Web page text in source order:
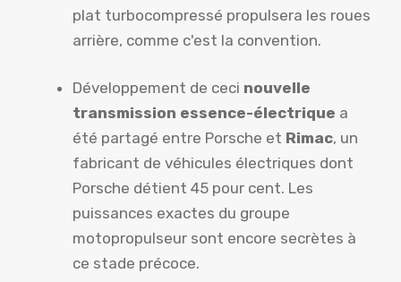
plat turbocompressé propulsera les roues
arrière, comme c'est la convention.
Développement de ceci nouvelle
transmission essence-électrique a
été partagé entre Porsche et Rimac, un
fabricant de véhicules électriques dont
Porsche détient 45 pour cent. Les
puissances exactes du groupe
motopropulseur sont encore secrètes à
ce stade précoce.